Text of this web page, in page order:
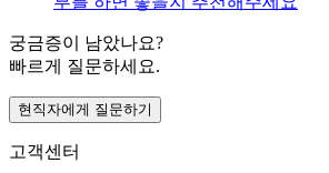
궁금증이 남았나요?
빠르게 질문하세요.
현직자에게 질문하기
고객센터